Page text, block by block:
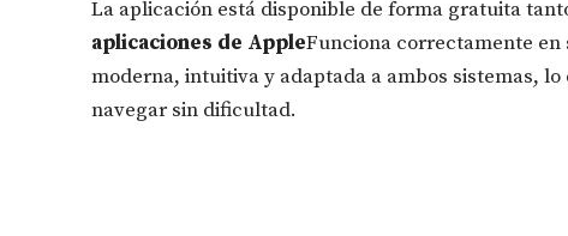
La aplicación está disponible de forma gratuita
aplicaciones de AppleFunciona correctamente
moderna, intuitiva y adaptada a ambos sistemas,
navegar sin dificultad.